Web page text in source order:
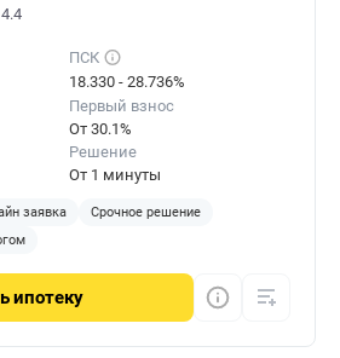
4.4
ПСК
18.330 - 28.736%
Первый взнос
От 30.1%
Решение
От 1 минуты
заявка
Срочное решение
ипотеку